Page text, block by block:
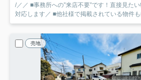
/／／ ■事務所への”来店不要”です！直接見た
対応します／ ■他社様で掲載されている物件
売地